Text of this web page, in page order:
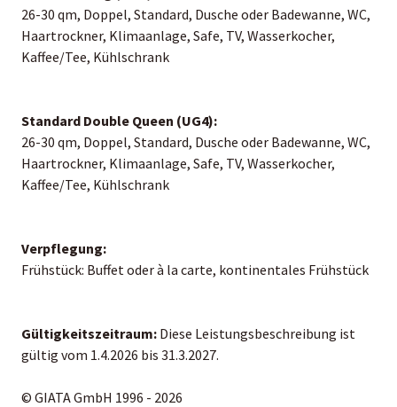
26-30 qm, Doppel, Standard, Dusche oder Badewanne, WC,
Haartrockner, Klimaanlage, Safe, TV, Wasserkocher,
Kaffee/Tee, Kühlschrank
Standard Double Queen (UG4):
26-30 qm, Doppel, Standard, Dusche oder Badewanne, WC,
Haartrockner, Klimaanlage, Safe, TV, Wasserkocher,
Kaffee/Tee, Kühlschrank
Verpflegung:
Frühstück: Buffet oder à la carte, kontinentales Frühstück
Gültigkeitszeitraum: Diese Leistungsbeschreibung ist
gültig vom 1.4.2026 bis 31.3.2027.
© GIATA GmbH 1996 - 2026